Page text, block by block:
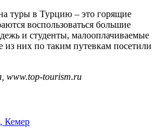
туры в Турцию – это горящие
воспользоваться большие
и студенты, малооплачиваемые
из них по таким путевкам посетили
www.top-tourism.ru
Кемер